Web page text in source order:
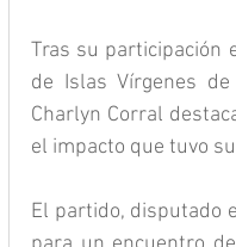
Tras su participación
de Islas Vírgenes
Charlyn Corral
el impacto que tuvo
El partido, disputado